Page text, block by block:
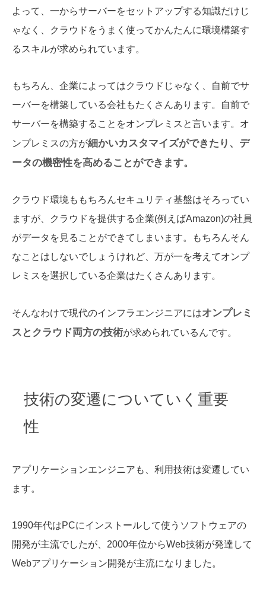
よって、一からサーバーをセットアップする知識だけじ
ゃなく、クラウドをうまく使ってかんたんに環境構築す
るスキルが求められています。
もちろん、企業によってはクラウドじゃなく、自前でサ
ーバーを構築している会社もたくさんあります。自前で
サーバーを構築することをオンプレミスと言います。オ
ンプレミスの方が細かいカスタマイズができたり、デ
ータの機密性を高めることができます。
クラウド環境ももちろんセキュリティ基盤はそろってい
ますが、クラウドを提供する企業(例えばAmazon)の社員
がデータを見ることができてしまいます。もちろんそん
なことはしないでしょうけれど、万が一を考えてオンプ
レミスを選択している企業はたくさんあります。
そんなわけで現代のインフラエンジニアにはオンプレミ
スとクラウド両方の技術が求められているんです。
技術の変遷についていく重要
性
アプリケーションエンジニアも、利用技術は変遷してい
ます。
1990年代はPCにインストールして使うソフトウェアの
開発が主流でしたが、2000年位からWeb技術が発達して
Webアプリケーション開発が主流になりました。